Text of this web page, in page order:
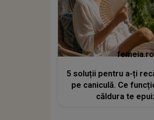
femeia.ro
5 soluții pentru a-ți
pe caniculă. Ce
căldura te